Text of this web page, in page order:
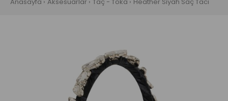
Anasayfa Aksesuarlar Taç - Toka Heather Siyah Saç Tacı